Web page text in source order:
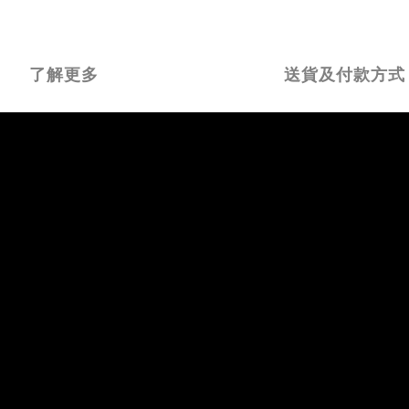
了解更多 送貨及付款方式